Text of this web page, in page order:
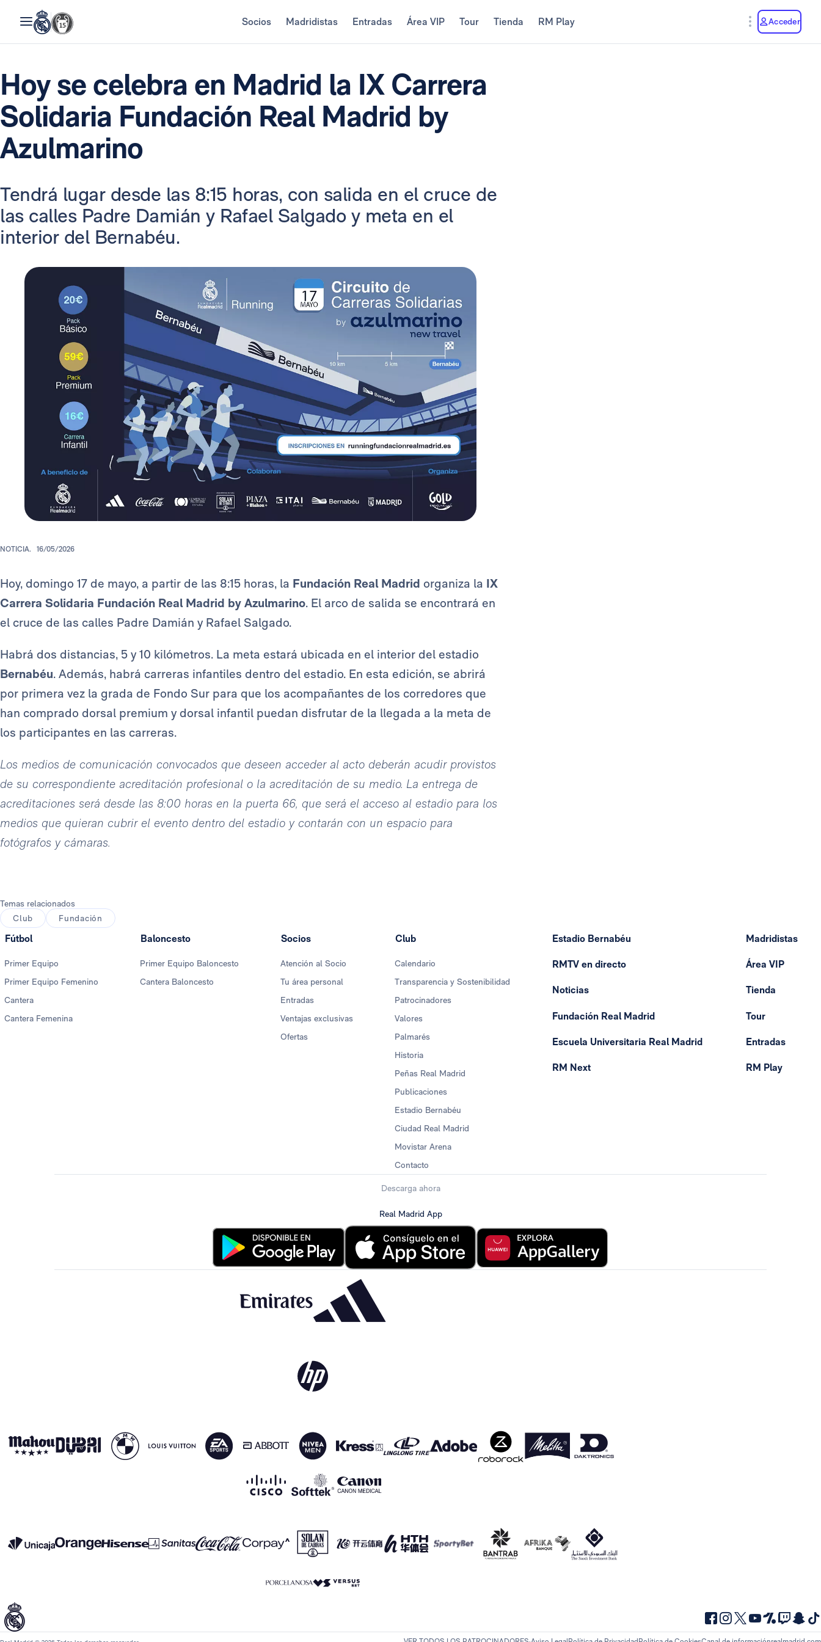
Socios Madridistas Entradas Área VIP Tour Tienda RM Play Acceder
Hoy se celebra en Madrid la IX Carrera
Solidaria Fundación Real Madrid by
Azulmarino
Tendrá lugar desde las 8:15 horas, con salida en el cruce de
las calles Padre Damián y Rafael Salgado y meta en el
interior del Bernabéu.
NOTICIA. 16/05/2026
Hoy, domingo 17 de mayo, a partir de las 8:15 horas, la Fundación Real Madrid organiza la IX
Carrera Solidaria Fundación Real Madrid by Azulmarino. El arco de salida se encontrará en
el cruce de las calles Padre Damián y Rafael Salgado.
Habrá dos distancias, 5 y 10 kilómetros. La meta estará ubicada en el interior del estadio
Bernabéu. Además, habrá carreras infantiles dentro del estadio. En esta edición, se abrirá
por primera vez la grada de Fondo Sur para que los acompañantes de los corredores que
han comprado dorsal premium y dorsal infantil puedan disfrutar de la llegada a la meta de
los participantes en las carreras.
Los medios de comunicación convocados que deseen acceder al acto deberán acudir provistos
de su correspondiente acreditación profesional o la acreditación de su medio. La entrega de
acreditaciones será desde las 8:00 horas en la puerta 66, que será el acceso al estadio para los
medios que quieran cubrir el evento dentro del estadio y contarán con un espacio para
fotógrafos y cámaras.
Temas relacionados
Club
Fundación
Fútbol
Primer Equipo
Primer Equipo Femenino
Cantera
Cantera Femenina
Baloncesto
Primer Equipo Baloncesto
Cantera Baloncesto
Socios
Atención al Socio
Tu área personal
Entradas
Ventajas exclusivas
Ofertas
Club
Calendario
Transparencia y Sostenibilidad
Patrocinadores
Valores
Palmarés
Historia
Peñas Real Madrid
Publicaciones
Estadio Bernabéu
Ciudad Real Madrid
Movistar Arena
Contacto
Estadio Bernabéu
RMTV en directo
Noticias
Fundación Real Madrid
Escuela Universitaria Real Madrid
RM Next
Madridistas
Área VIP
Tienda
Tour
Entradas
RM Play
Descarga ahora
Real Madrid App